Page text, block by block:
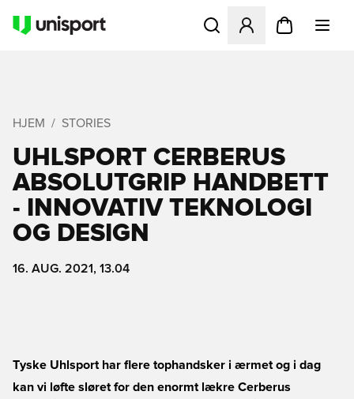
Åbner en Modal til at
HJEM STORIES
UHLSPORT CERBERUS
ABSOLUTGRIP HANDBETT
- INNOVATIV TEKNOLOGI
OG DESIGN
16. AUG. 2021, 13.04
Tyske Uhlsport har flere tophandsker i ærmet og i dag
kan vi løfte sløret for den enormt lækre Cerberus